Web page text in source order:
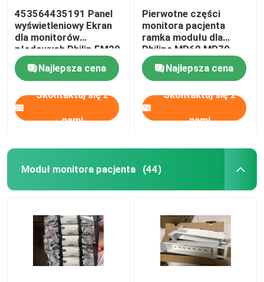
453564435191 Panel
wyświetleniowy Ekran
dla monitorów
płodowych Philip FM20
FM30
Najlepsza cena
Skontaktuj się z
nami
Pierwotne części
monitora pacjenta
ramka modułu dla
Philipa MP60 MP70
Najlepsza cena
Skontaktuj się z
nami
Moduł monitora pacjenta (44)